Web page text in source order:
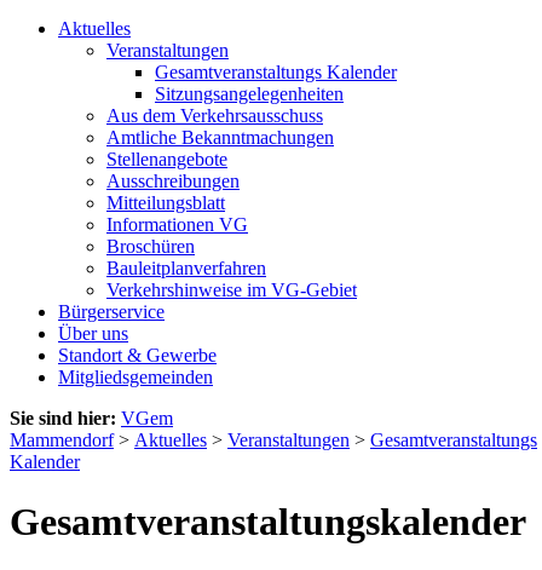
Aktuelles
Veranstaltungen
Gesamtveranstaltungs Kalender
Sitzungsangelegenheiten
Aus dem Verkehrsausschuss
Amtliche Bekanntmachungen
Stellenangebote
Ausschreibungen
Mitteilungsblatt
Informationen VG
Broschüren
Bauleitplanverfahren
Verkehrshinweise im VG-Gebiet
Bürgerservice
Über uns
Standort & Gewerbe
Mitgliedsgemeinden
Sie sind hier: VGem
Mammendorf> Aktuelles > Veranstaltungen > Gesamtveranstaltungs
Kalender
Gesamtveranstaltungskalender